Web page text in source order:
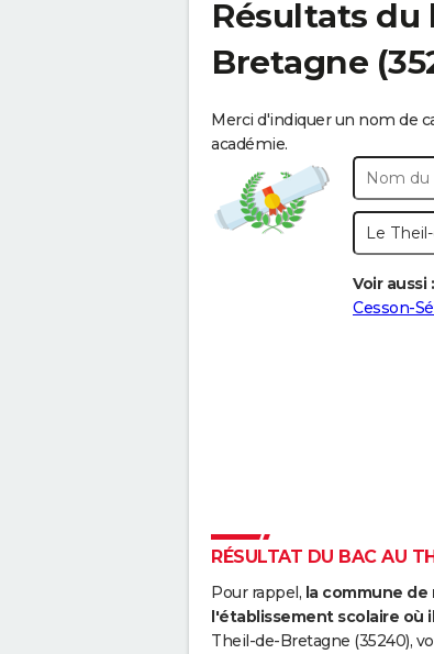
Résultats du
Bretagne
Merci d'indiquer un nom de
académie.
Voir aussi :
Cesson-
RÉSULTAT DU BAC AU
Pour rappel, la commune
l'établissement scolaire où
Theil-de-Bretagne (35240),